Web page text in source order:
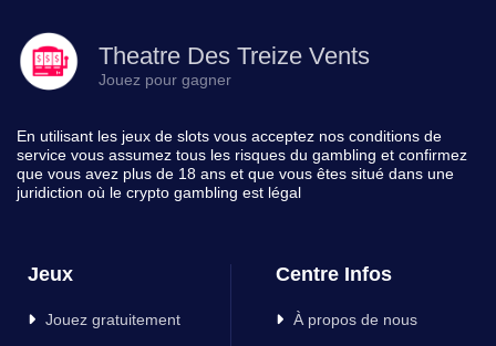
Theatre Des Treize Vents
Jouez pour gagner
En utilisant les jeux de slots vous acceptez nos conditions de
service vous assumez tous les risques du gambling et confirmez
que vous avez plus de 18 ans et que vous êtes situé dans une
juridiction où le crypto gambling est légal
Jeux
Jouez gratuitement
Centre Infos
À propos de nous